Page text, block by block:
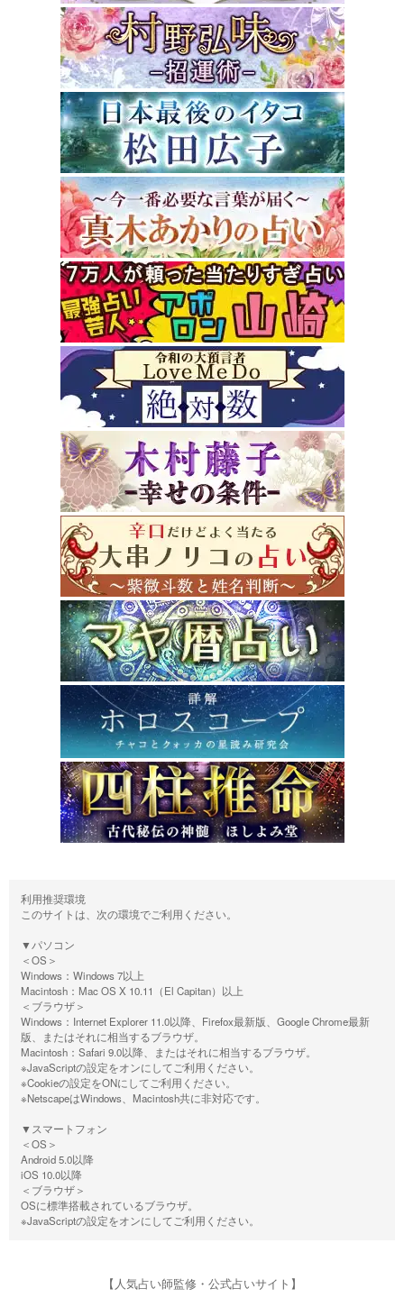
利用推奨環境
このサイトは、次の環境でご利用ください。
▼パソコン
＜OS＞
Windows：Windows 7以上
Macintosh：Mac OS X 10.11（El Capitan）以上
＜ブラウザ＞
Windows：Internet Explorer 11.0以降、Firefox最新版、Google Chrome最新
版、またはそれに相当するブラウザ。
Macintosh：Safari 9.0以降、またはそれに相当するブラウザ。
※JavaScriptの設定をオンにしてご利用ください。
※Cookieの設定をONにしてご利用ください。
※NetscapeはWindows、Macintosh共に非対応です。
▼スマートフォン
＜OS＞
Android 5.0以降
iOS 10.0以降
＜ブラウザ＞
OSに標準搭載されているブラウザ。
※JavaScriptの設定をオンにしてご利用ください。
【人気占い師監修・公式占いサイト】